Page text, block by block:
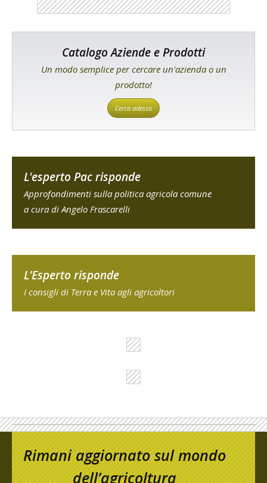
Catalogo Aziende e Prodotti
Un modo semplice per cercare un'azienda o un
prodotto!
Cerca adesso
L'esperto Pac risponde
Approfondimenti sulla politica agricola comune
a cura di Angelo Frascarelli
L'Esperto risponde
I consigli di Terra e Vita agli agricoltori
Rimani aggiornato sul mondo
dell’agricoltura